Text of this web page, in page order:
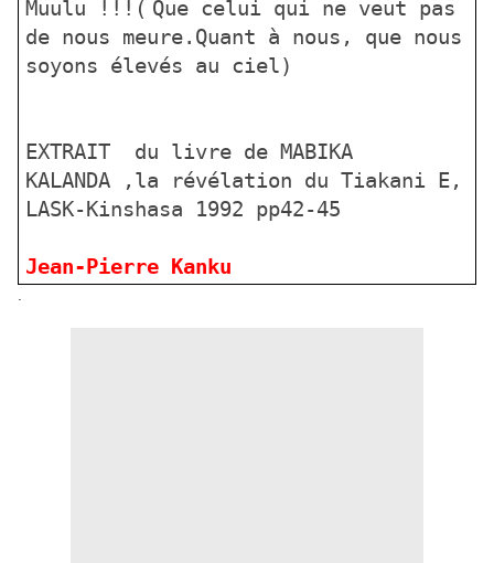
Muulu !!!( Que celui qui ne veut pas
de nous meure.Quant à nous, que nous
soyons élevés au ciel)
EXTRAIT du livre de MABIKA
KALANDA ,la révélation du Tiakani E,
LASK-Kinshasa 1992 pp42-45
Jean-Pierre Kanku